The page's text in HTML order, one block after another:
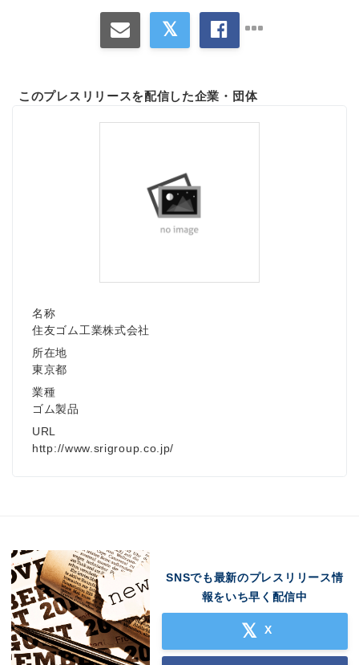
このプレスリリースを配信した企業・団体
名称
住友ゴム工業株式会社
所在地
東京都
業種
ゴム製品
URL
http://www.srigroup.co.jp/
SNSでも最新のプレスリリース情
報をいち早く配信中
X